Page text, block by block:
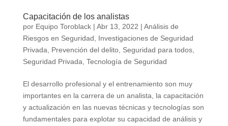
Capacitación de los analistas
por Equipo Toroblack| Abr 13, 2022 | Análisis de
Riesgos en Seguridad
Investigaciones de Seguridad
Privada
Prevención del delito, Seguridad para todos,
Seguridad Privada Tecnología de Seguridad
El desarrollo profesional y el entrenamiento son muy
importantes en la carrera de un analista, la capacitación
y actualización en las nuevas técnicas y tecnologías son
fundamentales para explotar su capacidad de análisis y